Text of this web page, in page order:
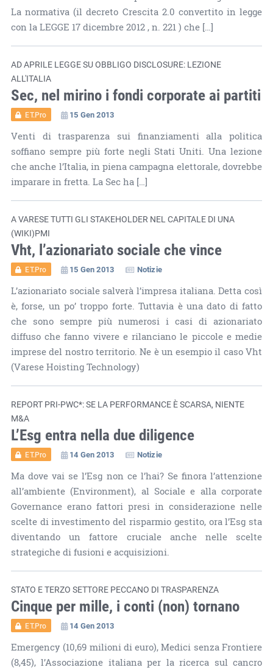
La normativa (il decreto Crescita 2.0 convertito in legge
con la LEGGE 17 dicembre 2012 , n. 221 ) che […]
AD APRILE LEGGE SU OBBLIGO DISCLOSURE: LEZIONE
ALL'ITALIA
Sec, nel mirino i fondi corporate ai partiti
ET.Pro 15 Gen 2013
Venti di trasparenza sui finanziamenti alla politica
soffiano sempre più forte negli Stati Uniti. Una lezione
che anche l’Italia, in piena campagna elettorale, dovrebbe
imparare in fretta. La Sec ha […]
A VARESE TUTTI GLI STAKEHOLDER NEL CAPITALE DI UNA
(WIKI)PMI
Vht, l’azionariato sociale che vince
ET.Pro 15 Gen 2013 Notizie
L’azionariato sociale salverà l’impresa italiana. Detta così
è, forse, un po’ troppo forte. Tuttavia è una dato di fatto
che sono sempre più numerosi i casi di azionariato
diffuso che fanno vivere e rilanciano le piccole e medie
imprese del nostro territorio. Ne è un esempio il caso Vht
(Varese Hoisting Technology)
REPORT PRI-PWC*: SE LA PERFORMANCE È SCARSA, NIENTE
M&A
L’Esg entra nella due diligence
ET.Pro 14 Gen 2013 Notizie
Ma dove vai se l’Esg non ce l’hai? Se finora l’attenzione
all’ambiente (Environment), al Sociale e alla corporate
Governance erano fattori presi in considerazione nelle
scelte di investimento del risparmio gestito, ora l’Esg sta
diventando un fattore cruciale anche nelle scelte
strategiche di fusioni e acquisizioni.
STATO E TERZO SETTORE PECCANO DI TRASPARENZA
Cinque per mille, i conti (non) tornano
ET.Pro 14 Gen 2013
Emergency (10,69 milioni di euro), Medici senza Frontiere
(8,45), l’Associazione italiana per la ricerca sul cancro